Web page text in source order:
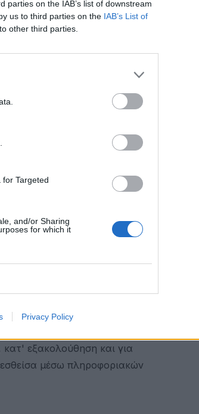
parties on the IAB’s list of downstream
us to third parties on the IAB’s List of
other third parties.
Targeted
and/or Sharing
for which it
Privacy Policy
πρόσωπου νεότερου των
ανηλίκου με τη χρήση
εξακολούθηση και για
μέσω πληροφοριακών